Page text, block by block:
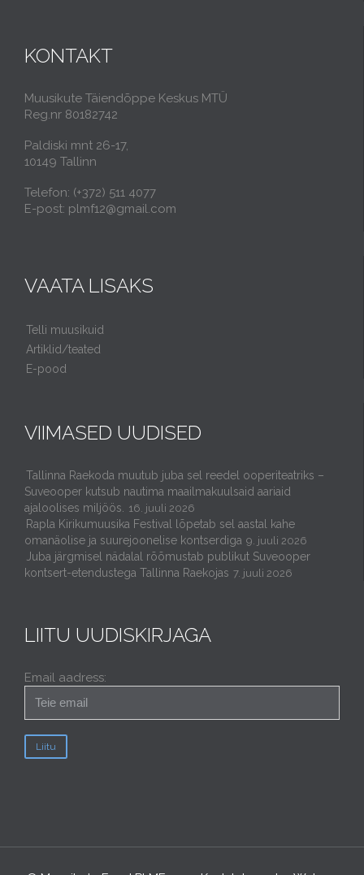
KONTAKT
Muusikute Täiendõppe Keskus MTÜ
Reg.nr 80182742
Paldiski mnt 26-17,
10149 Tallinn
Telefon: (+372) 511 4077
E-post: plmf12@gmail.com
VAATA LISAKS
Telli muusikuid
Artiklid/teated
E-pood
VIIMASED UUDISED
Tallinna Raekoda muutub juba sel reedel ooperiteatriks –
Suveooper kutsub nautima maailmakuulsaid aariaid
ajaloolises miljöös.
16. juuli 2026
Rapla Kirikumuusika Festival lõpetab sel aastal kahe
omanäolise ja suurejoonelise kontserdiga 9. juuli 2026
Juba järgmisel nädalal rõõmustab publikut Suveooper
kontsert-etendustega Tallinna Raekojas 7. juuli 2026
LIITU UUDISKIRJAGA
Email aadress: